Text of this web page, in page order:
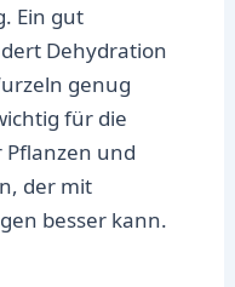
Ein gut
Dehydration
genug
für die
und
der mit
besser kann.